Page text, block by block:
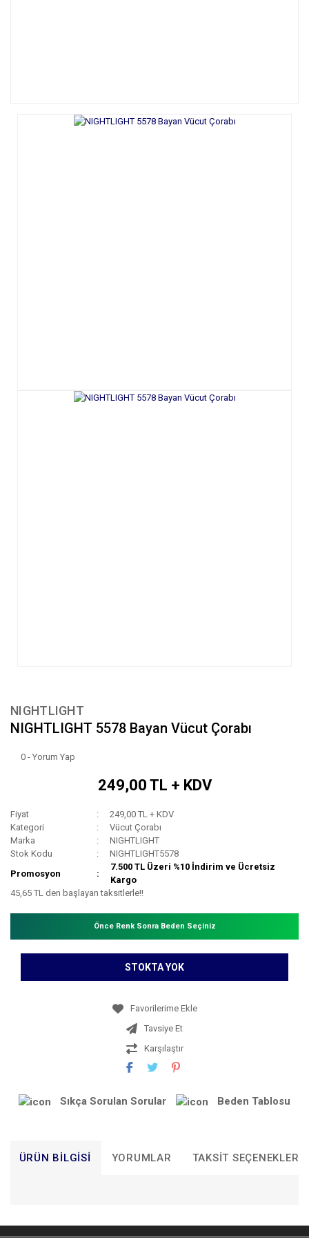
NIGHTLIGHT
NIGHTLIGHT 5578 Bayan Vücut Çorabı
0 - Yorum Yap
249,00 TL + KDV
Fiyat
249,00 TL + KDV
Kategori
Vücut Çorabı
Marka
NIGHTLIGHT
Stok Kodu
NIGHTLIGHT5578
Promosyon
7.500 TL Üzeri %10 İndirim ve Ücretsiz
Kargo
45,65 TL den başlayan taksitlerle!!
Önce Renk Sonra Beden Seçiniz
STOKTA YOK
Tavsiye Et
Karşılaştır
Sıkça Sorulan Sorular Beden Tablosu
ÜRÜN BILGISI YORUMLAR TAKSIT SEÇENEKLERI
Bu ürünün fiyat bilgisi, resim, ürün açıklamalarında ve diğer